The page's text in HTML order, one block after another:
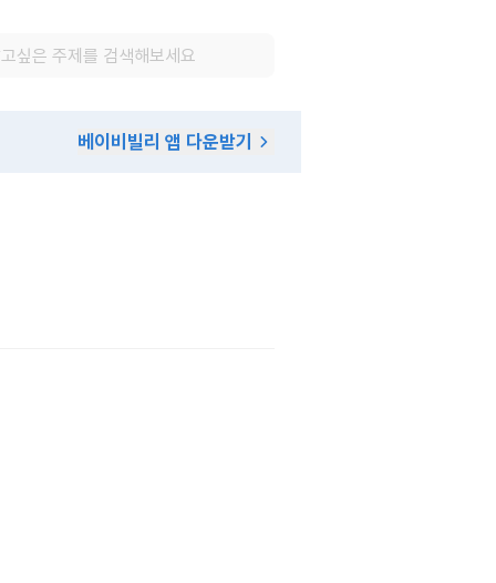
베이비빌리 앱 다운받기